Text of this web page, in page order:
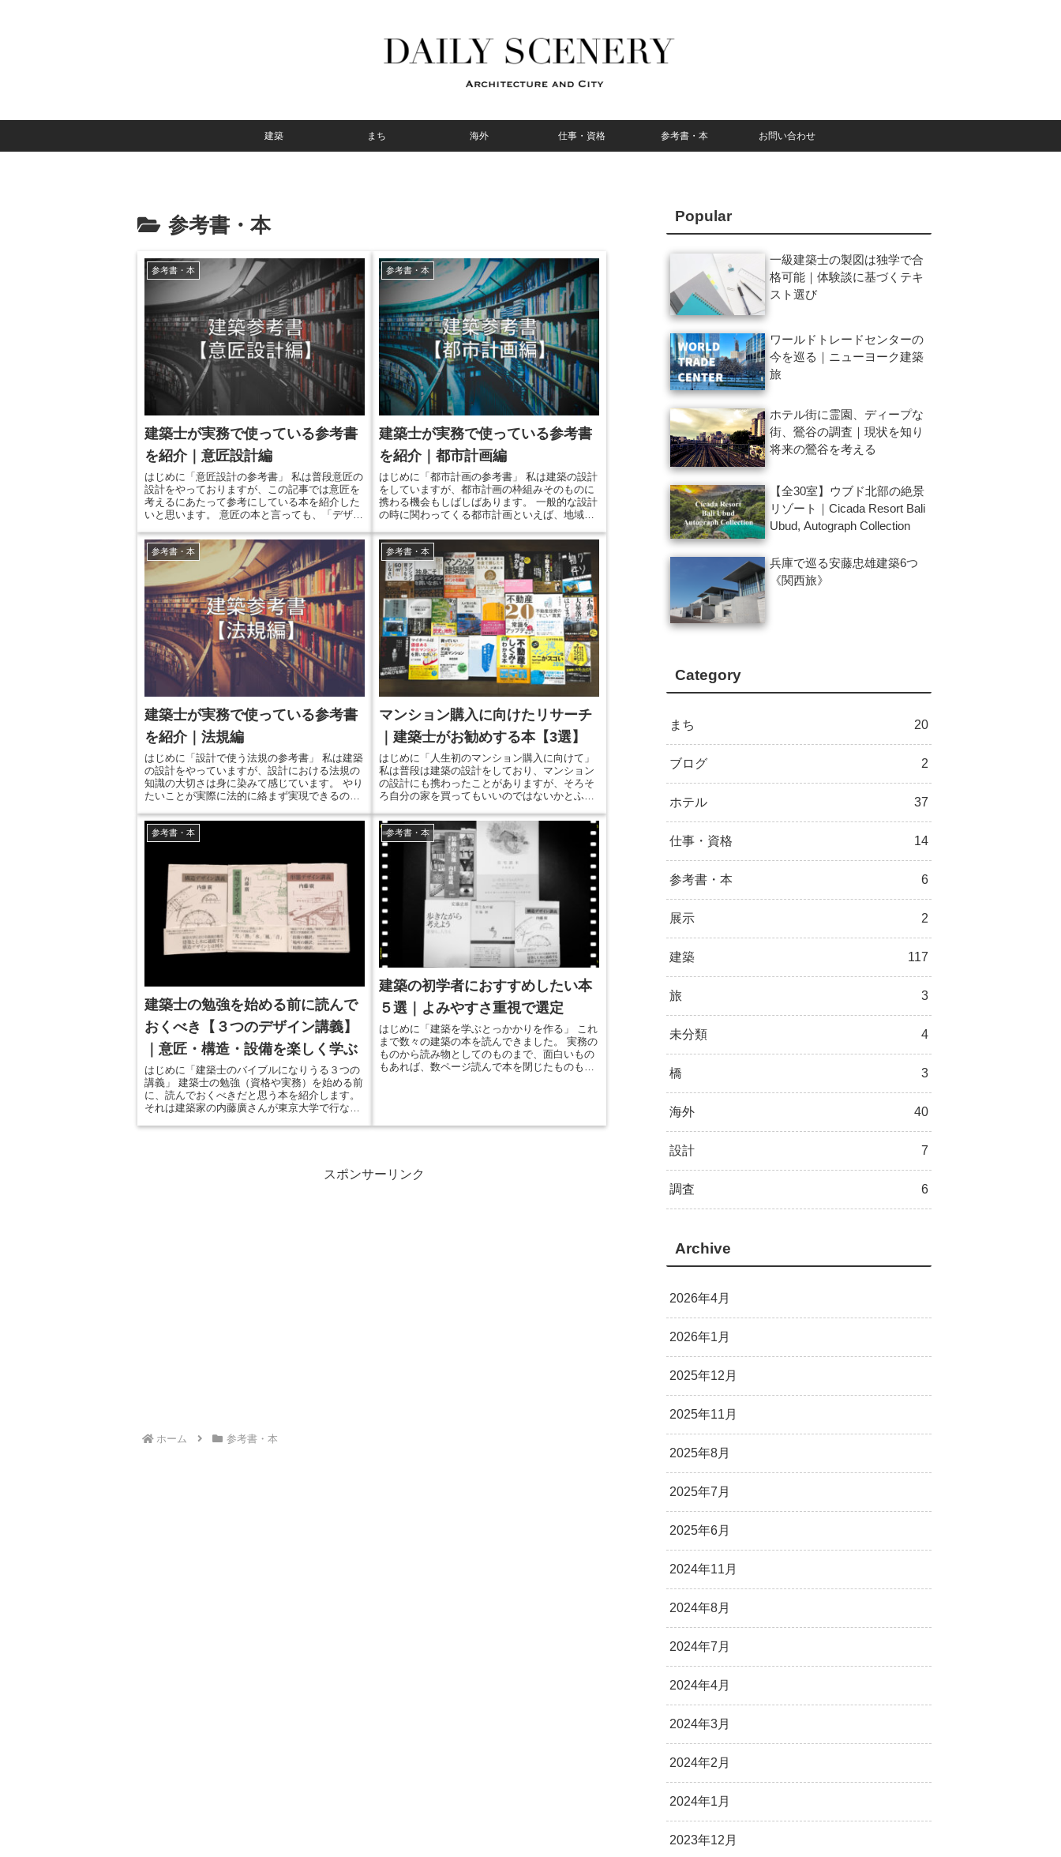
建築 まち 海外 仕事・資格 参考書・本 お問い合わせ
参考書・本
参考書・本
建築士が実務で使っている参考書
を紹介｜意匠設計編
はじめに「意匠設計の参考書」 私は普段意匠の
設計をやっておりますが、この記事では意匠を
考えるにあたって参考にしている本を紹介した
いと思います。 意匠の本と言っても、「デザイ
本」などあると思います。中でもデザインの本
は、人の好き嫌いや思想が分かれるところであ
りますので、今回は割愛し、実務的に意匠設計
で参考にする本を紹介します。 法規関係や都市
計画についての本は...
参考書・本
建築士が実務で使っている参考書
を紹介｜都市計画編
はじめに「都市計画の参考書」 私は建築の設計
をしていますが、都市計画の枠組みそのものに
携わる機会もしばしばあります。 一般的な設計
の時に関わってくる都市計画といえば、地域地
域や都市計画道路、開発などです。 しかし、市
街地開発事業など大きなプロジェクトになって
くると、都市計画の枠組みであるマスタープラ
ンや、都市再開発方針などとの照合や、時には
都市計画への介入...
参考書・本
建築士が実務で使っている参考書
を紹介｜法規編
はじめに「設計で使う法規の参考書」 私は建築
の設計をやっていますが、設計における法規の
知識の大切さは身に染みて感じています。 やり
たいことが実際に法的に絡まず実現できるの
は、デザインの検討と同じくらい大切なことで
す。 行政や審査機関と同じくらいの専門知識が
ていなくてはならない...
参考書・本
マンション購入に向けたリサーチ
｜建築士がお勧めする本【3選】
はじめに「人生初のマンション購入に向けて」
私は普段は建築の設計をしており、マンション
の設計にも携わったことがありますが、そろそ
ろ自分の家を買ってもいいのではないかとふと
はハウスメーカーで働いていた時代から、散々
聞かされていましたが、ついに自分も住宅購入
を考える時期になりました。 なので、本を中心
に色々とリサーチしてみることから始めてみま
した。 ※今回は...
参考書・本
建築士の勉強を始める前に読んで
おくべき【３つのデザイン講義】
｜意匠・構造・設備を楽しく学ぶ
はじめに「建築士のバイブルになりうる３つの
講義」 建築士の勉強（資格や実務）を始める前
に、読んでおくべきだと思う本を紹介します。
それは建築家の内藤廣さんが東京大学で行なっ
（初版2008年） ・環境デザイン講義（初版
参考書・本
建築の初学者におすすめしたい本
５選｜よみやすさ重視で選定
はじめに「建築を学ぶとっかかりを作る」 これ
まで数々の建築の本を読んできました。 実務の
ものから読み物としてのものまで、面白いもの
もあれば、数ページ読んで本を閉じたものもあ
て建築を見てきているというのはもちろん、本
スポンサーリンク
ホーム 参考書・本
Popular
一級建築士の製図は独学で合
格可能｜体験談に基づくテキ
スト選び
ワールドトレードセンターの
今を巡る｜ニューヨーク建築
旅
ホテル街に霊園、ディープな
街、鶯谷の調査｜現状を知り
将来の鶯谷を考える
【全30室】ウブド北部の絶景
リゾート｜Cicada Resort Bali
Ubud, Autograph Collection
兵庫で巡る安藤忠雄建築6つ
《関西旅》
Category
まち 20
ブログ 2
ホテル 37
仕事・資格 14
参考書・本 6
展示 2
建築 117
旅 3
未分類 4
橋 3
海外 40
設計 7
調査 6
Archive
2026年4月
2026年1月
2025年12月
2025年11月
2025年8月
2025年7月
2025年6月
2024年11月
2024年8月
2024年7月
2024年4月
2024年3月
2024年2月
2024年1月
2023年12月